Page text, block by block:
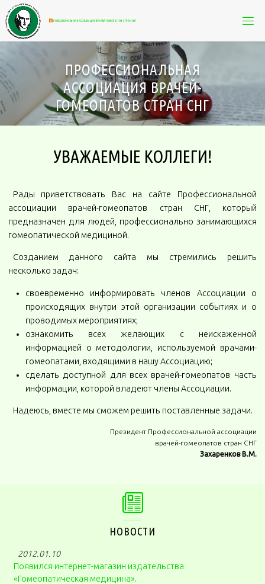
П РОФЕССИОНАЛЬНАЯАССОЦИАЦИЯВРАЧЕЙ-ГОМЕОПАТОВСТРАНСНГ
ПРОФЕССИОНАЛЬНАЯ
АССОЦИАЦИЯ ВРАЧЕЙ-
ГОМЕОПАТОВ СТРАН СНГ
УВАЖАЕМЫЕ КОЛЛЕГИ!
Рады приветствовать Вас на сайте Профессиональной
ассоциации врачей-гомеопатов стран СНГ, который
предназначен для людей, профессионально занимающихся
гомеопатической медициной.
Созданием данного сайта мы стремились решить
несколько задач:
своевременно информировать членов Ассоциации о
происходящих внутри этой организации событиях и о
проводимых мероприятиях;
ознакомить всех желающих с неискаженной
информацией о методологии, используемой врачами-
гомеопатами, входящими в нашу Ассоциацию;
сделать доступной для всех врачей-гомеопатов часть
информации, которой владеют члены Ассоциации.
Надеюсь, вместе мы сможем решить поставленные задачи.
Президент Профессиональной ассоциации
врачей-гомеопатов стран СНГ
Захаренков В.М.
НОВОСТИ
2012.01.10
Появился интернет-магазин издательства
«Гомеопатическая медицина».